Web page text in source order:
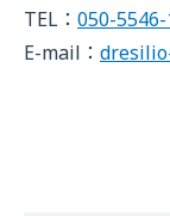
TEL： 050-
E-mail：